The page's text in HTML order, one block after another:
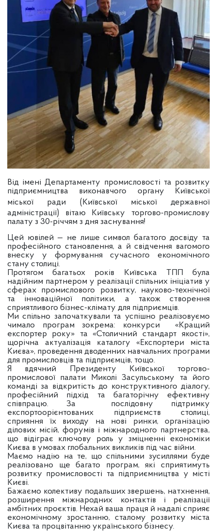
Від імені Департаменту промисловості та розвитку
підприємництва виконавчого органу Київської
міської ради (Київської міської державної
адміністрації) вітаю Київську торгово-промислову
палату з 30-річчям з дня заснування!
Цей ювілей — не лише символ багатого досвіду та
професійного становлення, а й свідчення вагомого
внеску у формування сучасного економічного
стану столиці.
Протягом багатьох років Київська ТПП була
надійним партнером у реалізації спільних ініціатив у
сферах промислового розвитку, науково-технічної
та інноваційної політики, а також створення
сприятливого бізнес-клімату для підприємців.
Ми спільно започаткували та успішно реалізовуємо
чимало програм зокрема: конкурси «Кращий
експортер року» та «Столичний стандарт якості»,
щорічна актуалізація каталогу «Експортери міста
Києва», проведення дводенних навчальних програми
для промисловців та підприємців, тощо.
Я вдячний Президенту Київської торгово-
промислової палати Миколі Засульському та його
команді за відкритість до конструктивного діалогу,
професійний підхід та багаторічну ефективну
співпрацю. За послідовну підтримку
експортоорієнтованих підприємств столиці,
сприяння їх виходу на нові ринки, організацію
ділових місій, форумів і міжнародного партнерства,
що відіграє ключову роль у зміцненні економіки
Києва в умовах глобальних викликів під час війни.
Маємо надію на те, що спільними зусиллями буде
реалізовано ще багато програм, які сприятимуть
розвитку промисловості та підприємництва у місті
Києві.
Бажаємо колективу подальших звершень, натхнення,
розширення міжнародних контактів і реалізації
амбітних проєктів. Нехай ваша праця й надалі сприяє
економічному зростанню, сталому розвитку міста
Києва та процвітанню українського бізнесу.